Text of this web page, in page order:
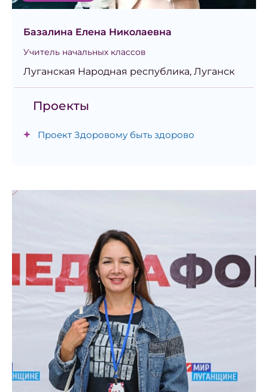
Базалина Елена Николаевна
Учитель начальных классов
Луганская Народная республика, Луганск
Проекты
Проект Здоровому быть здорово